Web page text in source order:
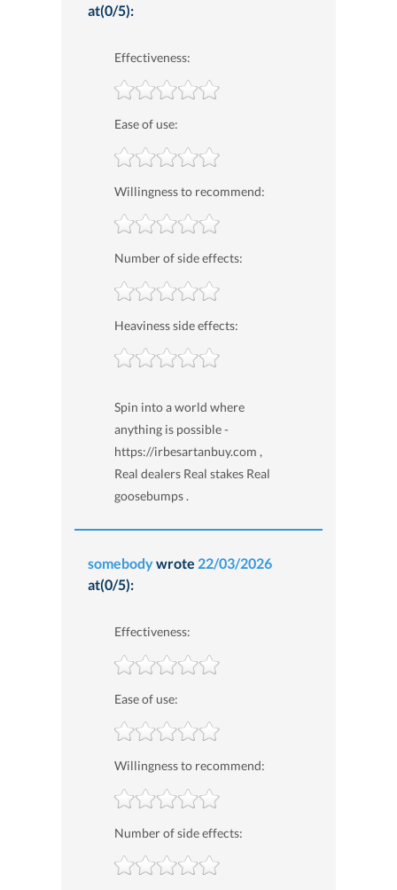
at(0/5):
Effectiveness:
Ease of use:
Willingness to recommend:
Number of side effects:
Heaviness side effects:
Spin into a world where
anything is possible -
https://irbesartanbuy.com ,
Real dealers Real stakes Real
goosebumps .
somebodywrote 22/03/2026
at(0/5):
Effectiveness:
Ease of use:
Willingness to recommend:
Number of side effects: